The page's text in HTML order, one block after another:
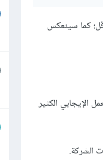
كما سينعكس
الإيجابي الكثير
الشركة.